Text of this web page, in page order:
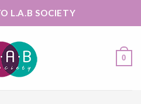
L.A.B SOCIETY
0